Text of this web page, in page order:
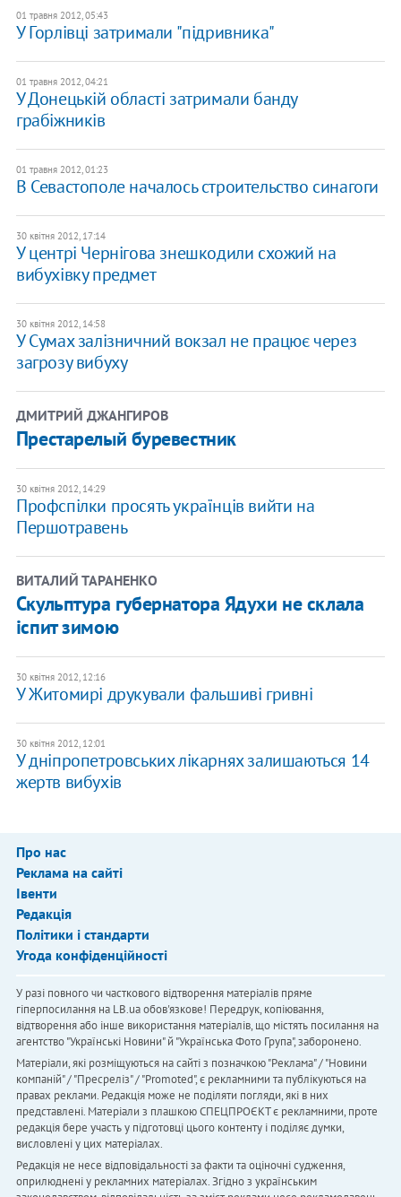
01 травня 2012, 05:43
У Горлівці затримали "підривника"
01 травня 2012, 04:21
У Донецькій області затримали банду
грабіжників
01 травня 2012, 01:23
В Севастополе началось строительство синагоги
30 квітня 2012, 17:14
У центрі Чернігова знешкодили схожий на
вибухівку предмет
30 квітня 2012, 14:58
У Сумах залізничний вокзал не працює через
загрозу вибуху
ДМИТРИЙ ДЖАНГИРОВ
Престарелый буревестник
30 квітня 2012, 14:29
Профспілки просять українців вийти на
Першотравень
ВИТАЛИЙ ТАРАНЕНКО
Скульптура губернатора Ядухи не склала
іспит зимою
30 квітня 2012, 12:16
У Житомирі друкували фальшиві гривні
30 квітня 2012, 12:01
У дніпропетровських лікарнях залишаються 14
жертв вибухів
Про нас
Реклама на сайті
Івенти
Редакція
Політики і стандарти
Угода конфіденційності
У разі повного чи часткового відтворення матеріалів пряме
гіперпосилання на LB.ua обов'язкове! Передрук, копіювання,
відтворення або інше використання матеріалів, що містять посилання на
агентство "Українськi Новини" й "Українська Фото Група", заборонено.
Матеріали, які розміщуються на сайті з позначкою "Реклама" / "Новини
компаній" / "Пресреліз" / "Promoted", є рекламними та публікуються на
правах реклами. Редакція може не поділяти погляди, які в них
представлені. Матеріали з плашкою СПЕЦПРОЄКТ є рекламними, проте
редакція бере участь у підготовці цього контенту і поділяє думки,
висловлені у цих матеріалах.
Редакція не несе відповідальності за факти та оціночні судження,
оприлюднені у рекламних матеріалах. Згідно з українським